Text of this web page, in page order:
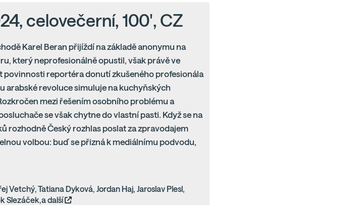
celovečerní, 100', CZ
Karel Beran přijíždí na základě anonymu na
který neprofesionálně opustil, však právě ve
povinnosti reportéra donutí zkušeného profesionála
arabské revoluce simuluje na kuchyňských
mezi řešením osobního problému a
se však chytne do vlastní pasti. Když se na
rozhodně Český rozhlas poslat za zpravodajem
volbou: buď se přizná k mediálnímu podvodu,
Vetchý, Tatiana Dyková, Jordan Haj, Jaroslav Plesl,
Slezáček,a další